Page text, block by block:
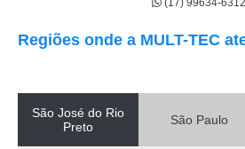
(17) 99634-6312
Regiões onde a MULT-TEC
São José do Rio
Preto
São Paulo